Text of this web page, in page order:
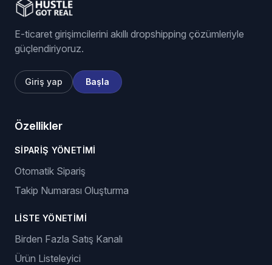
E-ticaret girişimcilerini akıllı dropshipping çözümleriyle
güçlendiriyoruz.
Giriş yap Başla
Özellikler
SIPARIŞ YÖNETIMI
Otomatik Sipariş
Takip Numarası Oluşturma
LISTE YÖNETIMI
Birden Fazla Satış Kanalı
Ürün Listeleyici